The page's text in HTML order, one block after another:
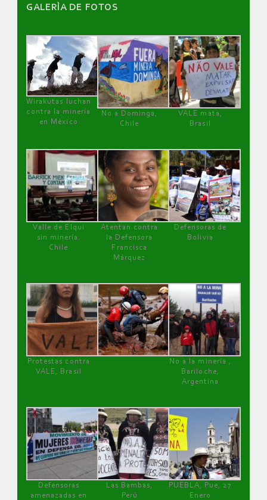
GALERÌA DE FOTOS
Wirakutas luchan
contra la minería
en México
No a Dominga,
Chile
VALE mata,
Brasil
Valle de Elqui
sin minería.
Chile
Atentan contra
la Defensora
Francisca
Márquez
Defensoras de
Bolivia
Protestas contra
VALE, Brasil
No a la minería ,
Bariloche,
Argentina
Defensoras
amenazadas en
Las Bambas,
Perú
PUEBLA, Pue, 27
Enero